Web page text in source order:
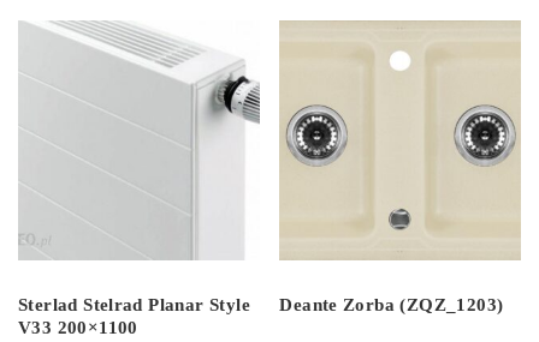
Sterlad Stelrad Planar Style
V33 200×1100
Deante Zorba (ZQZ_1203)